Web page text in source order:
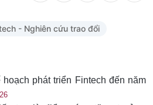
- Nghiên cứu trao đổi
phát triển Fintech đến năm